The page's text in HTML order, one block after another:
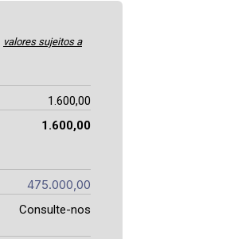
valores sujeitos a
1.600,00
1.600,00
475.000,00
Consulte-nos